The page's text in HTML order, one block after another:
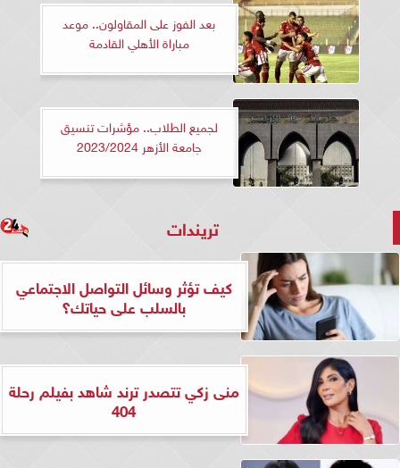
بعد الفوز على المقاولون.. موعد
مباراة الأهلي القادمة
لجميع الطلاب.. مؤشرات تنسيق
جامعة الأزهر 2023/2024
تريندات
كيف تؤثر وسائل التواصل الاجتماعي
بالسلب على حياتك؟
منى زكي تتصدر ترند شاهد بفيلم رحلة
404